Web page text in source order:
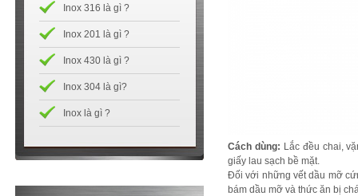
Inox 316 là gì ?
Inox 201 là gì ?
Inox 430 là gì ?
Inox 304 là gì?
Inox là gì ?
Cách dùng: Lắc đều chai,
giấy lau sạch bề mặt.
Đối với những vết dầu mỡ
bám dầu mỡ và thức ăn bị